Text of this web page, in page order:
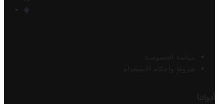
سياسة الخصوصية
شروط وأحكام الاستخدام
أدواتنا